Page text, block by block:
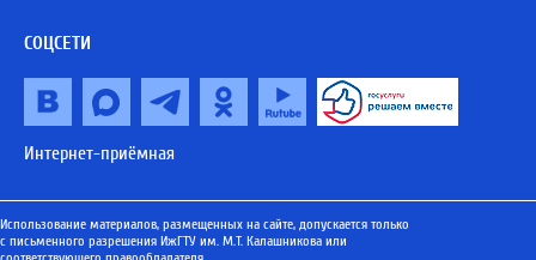
СОЦСЕТИ
Интернет-приёмная
Использование материалов, размещенных на сайте, допускается только
с письменного разрешения ИжГТУ им. М.Т. Калашникова или